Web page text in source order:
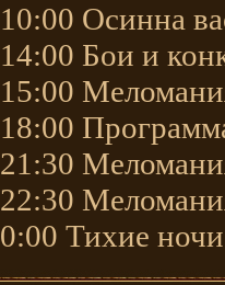
10:00 Осинна
14:00 Бои и
15:00
18:00
21:30
22:30
0:00 Тихие